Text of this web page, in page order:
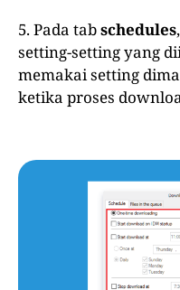
5. Pada tabschedules
setting-setting yang
memakai setting
ketika proses